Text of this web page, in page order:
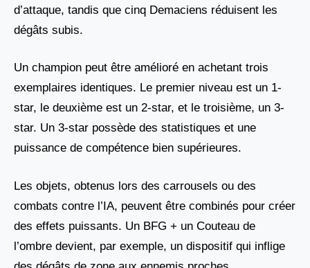
d’attaque, tandis que cinq Demaciens réduisent les
dégâts subis.
Un champion peut être amélioré en achetant trois
exemplaires identiques. Le premier niveau est un 1-
star, le deuxième est un 2-star, et le troisième, un 3-
star. Un 3-star possède des statistiques et une
puissance de compétence bien supérieures.
Les objets, obtenus lors des carrousels ou des
combats contre l’IA, peuvent être combinés pour créer
des effets puissants. Un BFG + un Couteau de
l’ombre devient, par exemple, un dispositif qui inflige